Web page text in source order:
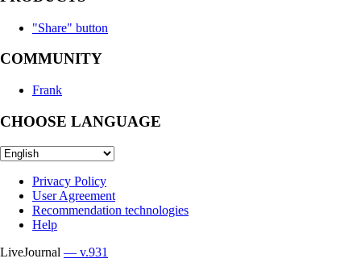
"Share" button
COMMUNITY
Frank
CHOOSE LANGUAGE
Privacy Policy
User Agreement
Recommendation technologies
Help
LiveJournal — v.931